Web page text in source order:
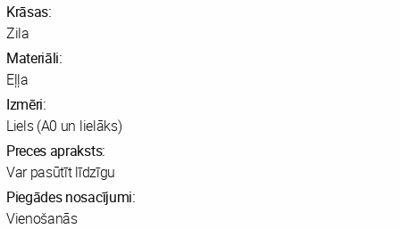
Krāsas:
Zila
Materiāli:
Eļļa
Izmēri:
Liels (A0 un lielāks)
Preces apraksts:
Var pasūtīt līdzīgu
Piegādes nosacījumi:
Vienošanās